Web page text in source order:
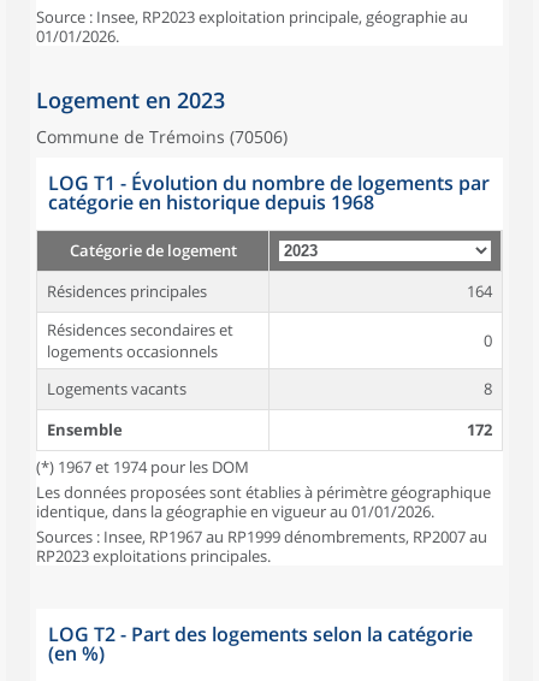
Source : Insee, RP2023 exploitation principale, géographie au
01/01/2026.
Logement en 2023
Commune de Trémoins (70506)
LOG T1 - Évolution du nombre de logements par
catégorie en historique depuis 1968
Catégorie de logement
Résidences principales
164
Résidences secondaires et
logements occasionnels
0
Logements vacants
8
Ensemble
172
(*) 1967 et 1974 pour les DOM
Les données proposées sont établies à périmètre géographique
identique, dans la géographie en vigueur au 01/01/2026.
Sources : Insee, RP1967 au RP1999 dénombrements, RP2007 au
RP2023 exploitations principales.
LOG T2 - Part des logements selon la catégorie
(en %)